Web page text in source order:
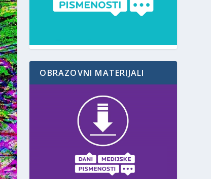
OBRAZOVNI MATERIJALI